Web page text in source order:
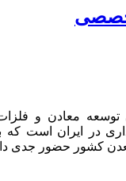
معادن و
در ایران است که
کشور حضور جدی